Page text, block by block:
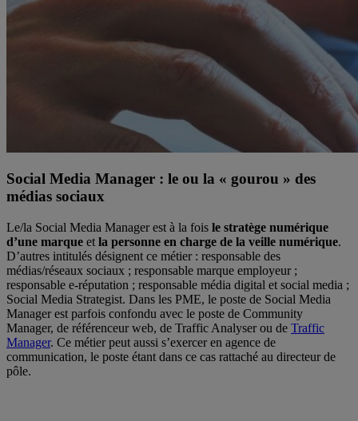
Social Media Manager : le ou la « gourou » des
médias sociaux
Le/la Social Media Manager est à la fois le stratège numérique
d’une marque et la personne en charge de la veille numérique.
D’autres intitulés désignent ce métier : responsable des
médias/réseaux sociaux ; responsable marque employeur ;
responsable e-réputation ; responsable média digital et social media ;
Social Media Strategist. Dans les PME, le poste de Social Media
Manager est parfois confondu avec le poste de Community
Manager, de référenceur web, de Traffic Analyser ou de Traffic
Manager. Ce métier peut aussi s’exercer en agence de
communication, le poste étant dans ce cas rattaché au directeur de
pôle.